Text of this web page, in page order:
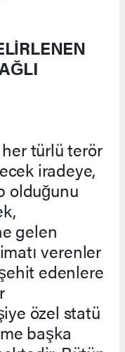
türlü terör
iradeye,
olduğunu
gelen
verenler
edenlere
özel statü
başka